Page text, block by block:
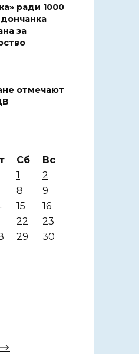
ради 1000
за
отмечают
Сб
Вс
1
2
8
9
15
16
22
23
29
30
🡒